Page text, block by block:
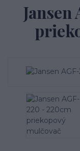
Jansen